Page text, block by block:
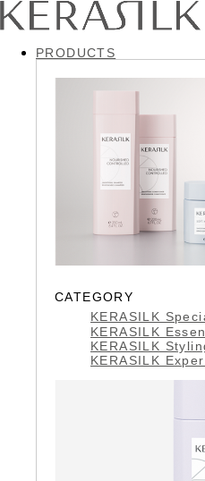
PRODUCTS
CATEGORY
KERASILK
KERASILK
KERASILK
KERASILK